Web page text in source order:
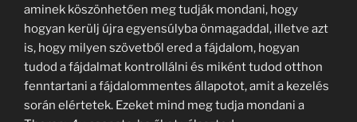
aminek köszönhetően meg tudják mondani, hogy
hogyan kerülj újra egyensúlyba önmagaddal, illetve azt
is, hogy milyen szövetből ered a fájdalom, hogyan
tudod a fájdalmat kontrollálni és miként tudod otthon
fenntartani a fájdalommentes állapotot, amit a kezelés
során elértetek. Ezeket mind meg tudja mondani a